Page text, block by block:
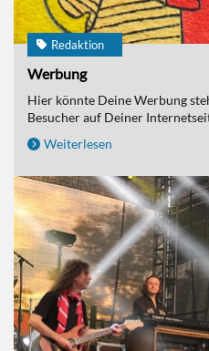
Redaktion
Werbung
Hier könnte Deine Werbung
Besucher auf Deiner
Weiterlesen